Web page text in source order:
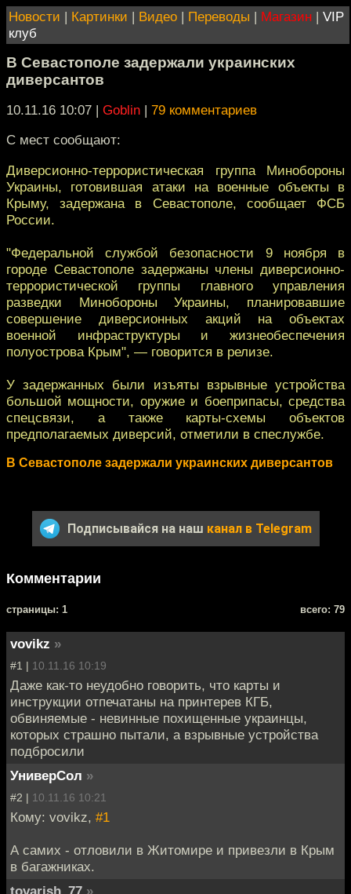
Новости | Картинки | Видео | Переводы | Магазин | VIP
клуб
В Севастополе задержали украинских
диверсантов
10.11.16 10:07 | Goblin | 79 комментариев
С мест сообщают:
Диверсионно-террористическая группа Минобороны
Украины, готовившая атаки на военные объекты в
Крыму, задержана в Севастополе, сообщает ФСБ
России.
"Федеральной службой безопасности 9 ноября в
городе Севастополе задержаны члены диверсионно-
террористической группы главного управления
разведки Минобороны Украины, планировавшие
совершение диверсионных акций на объектах
военной инфраструктуры и жизнеобеспечения
полуострова Крым", — говорится в релизе.
У задержанных были изъяты взрывные устройства
большой мощности, оружие и боеприпасы, средства
спецсвязи, а также карты-схемы объектов
предполагаемых диверсий, отметили в спеслужбе.
В Севастополе задержали украинских диверсантов
Подписывайся на наш канал в Telegram
Комментарии
cтраницы: 1 всего: 79
vovikz »
#1 | 10.11.16 10:19
Даже как-то неудобно говорить, что карты и
инструкции отпечатаны на принтерев КГБ,
обвиняемые - невинные похищенные украинцы,
которых страшно пытали, а взрывные устройства
подбросили
УниверСол »
#2 | 10.11.16 10:21
Кому: vovikz, #1
А самих - отловили в Житомире и привезли в Крым
в багажниках.